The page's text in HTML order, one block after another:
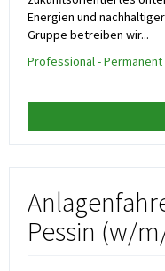
Energien und
Gruppe betreiben wir...
Professional -
Pessin (w/